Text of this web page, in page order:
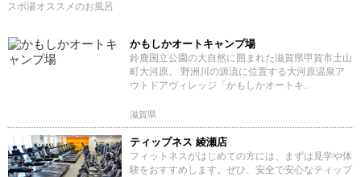
スポ湯オススメのお風呂
かもしかオートキャンプ場
鈴鹿国立公園の大自然に囲まれた滋賀県甲賀市土山
町大河原。 野洲川の源流に位置する大河原温泉ア
ウトドアヴィレッジ「かもしかオートキ..
滋賀県
ティップネス 綾瀬店
フィットネスがはじめての方には、まずは見学や体
験をおすすめします。ぜひ、安全で安心なティップ